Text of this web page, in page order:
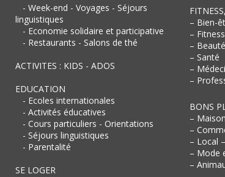
- Week-end - Voyages - Séjours
linguistiques
- Economie solidaire et participative
- Restaurants - Salons de thé
ACTIVITES : KIDS - ADOS
EDUCATION
- Ecoles internationales
- Activités éducatives
- Cours particuliers - Orientations
- Séjours linguistiques
- Parentalité
SE LOGER
– Bien-
– Fitness
– Beauté
– Santé
–
–
BONS
–
–
– Local
– Mode
–